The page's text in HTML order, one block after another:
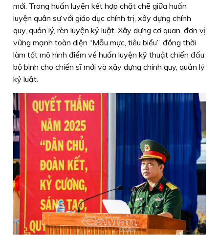
mới. Trong huấn luyện kết hợp chặt chẽ giữa huấn
luyện quân sự với giáo dục chính trị, xây dựng chính
quy, quản lý, rèn luyện kỷ luật. Xây dựng cơ quan, đơn vị
vững mạnh toàn diện “Mẫu mực, tiêu biểu”, đồng thời
làm tốt mô hình điểm về huấn luyện kỹ thuật chiến đấu
bộ binh cho chiến sĩ mới và xây dựng chính quy, quản lý
kỷ luật.